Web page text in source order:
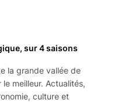
sur 4 saisons
la grande vallée de
meilleur. Actualités,
culture et